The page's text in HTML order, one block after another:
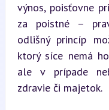
výnos, poisťovne
za poistné –
odlišný princíp
ktorý síce nemá
ale v prípade
zdravie či majetok.